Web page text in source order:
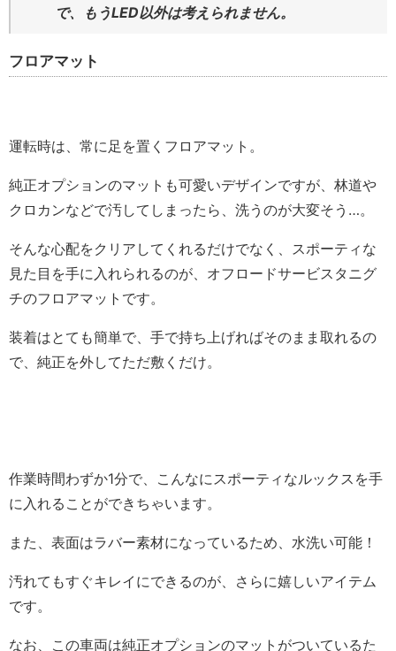
で、もうLED以外は考えられません。
フロアマット
運転時は、常に足を置くフロアマット。
純正オプションのマットも可愛いデザインですが、林道や
クロカンなどで汚してしまったら、洗うのが大変そう…。
そんな心配をクリアしてくれるだけでなく、スポーティな
見た目を手に入れられるのが、オフロードサービスタニグ
チのフロアマットです。
装着はとても簡単で、手で持ち上げればそのまま取れるの
で、純正を外してただ敷くだけ。
作業時間わずか1分で、こんなにスポーティなルックスを手
に入れることができちゃいます。
また、表面はラバー素材になっているため、水洗い可能！
汚れてもすぐキレイにできるのが、さらに嬉しいアイテム
です。
なお、この車両は純正オプションのマットがついているた